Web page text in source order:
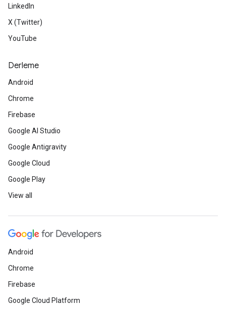
LinkedIn
X (Twitter)
YouTube
Derleme
Android
Chrome
Firebase
Google AI Studio
Google Antigravity
Google Cloud
Google Play
View all
Android
Chrome
Firebase
Google Cloud Platform